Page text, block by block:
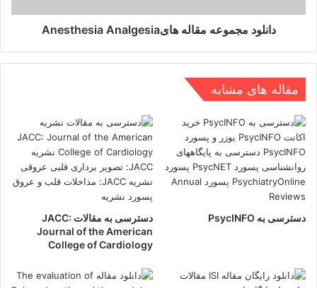
دانلود مجموعه مقاله هایAnesthesia Analgesia
مقاله های مشابه
دسترسی به PsycINFO
دسترسی به مقالات JACC:
Journal of the American
College of Cardiology